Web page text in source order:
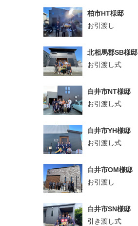
柏市HT様邸
お引渡し
北相馬郡SB様邸
お引渡し式
白井市NT様邸
お引渡し式
白井市YH様邸
お引渡し式
白井市OM様邸
お引渡し
白井市SN様邸
引き渡し式